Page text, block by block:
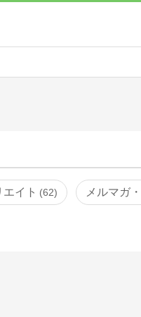
イト 62 メルマガ